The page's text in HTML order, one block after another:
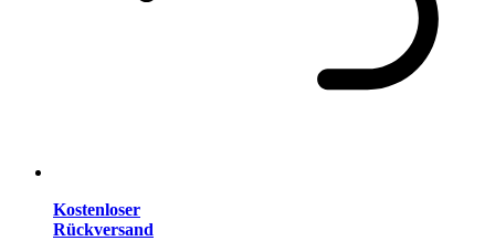
Kostenloser
Rückversand